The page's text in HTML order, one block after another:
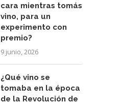
cara mientras tomás
vino, para un
experimento con
premio?
9 junio, 2026
¿Qué vino se
tomaba en la época
de la Revolución de